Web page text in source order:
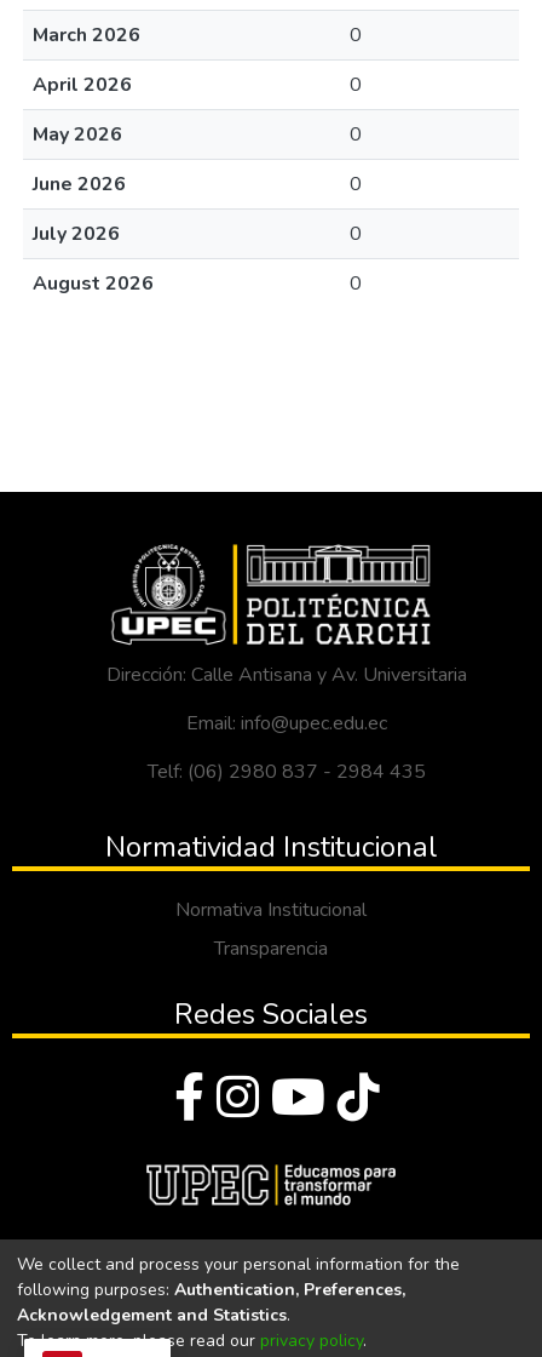
March 2026
0
April 2026
0
May 2026
0
June 2026
0
July 2026
0
August 2026
0
Dirección: Calle Antisana y Av. Universitaria
Email: info@upec.edu.ec
Telf: (06) 2980 837 - 2984 435
Normatividad Institucional
Normativa Institucional
Transparencia
Redes Sociales
Universidad Politécnica Estatal del Carchi
We collect and process your personal information for the
following purposes: Authentication, Preferences,
Acknowledgement and Statistics.
To learn more, please read our privacy policy.